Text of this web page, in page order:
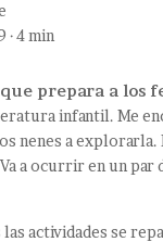
4 min
que prepara a los
infantil. Me
nenes a
a ocurrir en un par
actividades se